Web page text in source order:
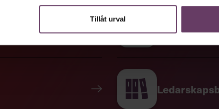
Tillåt urval
identifiera och klargöra
som vi har förutspått?
den accepterade risknivån kan
och dina mål för morgondagen